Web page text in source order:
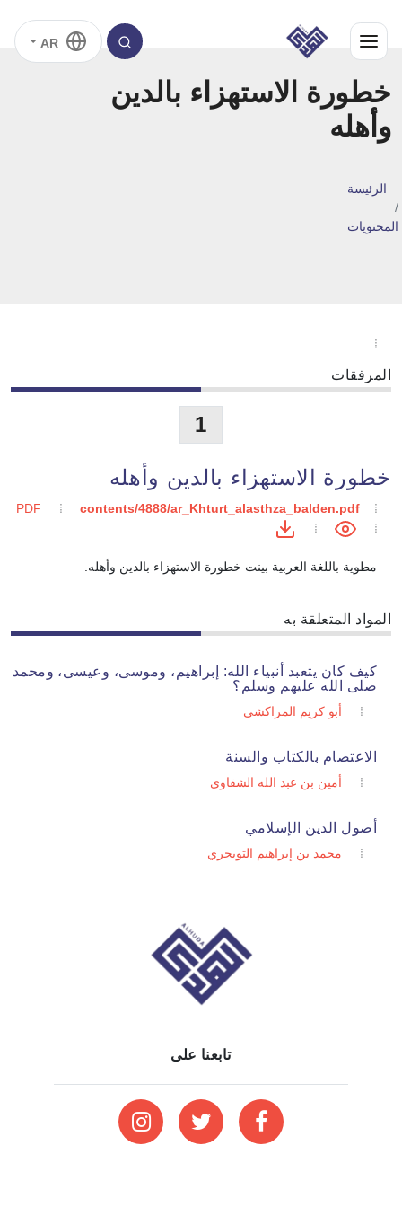
AR
خطورة الاستهزاء بالدين
وأهله
الرئيسة
المحتويات
المرفقات
1
خطورة الاستهزاء بالدين وأهله
contents/4888/ar_Khturt_alasthza_balden.pdf
PDF
مطوية باللغة العربية بينت خطورة الاستهزاء بالدين وأهله.
المواد المتعلقة به
كيف كان يتعبد أنبياء الله: إبراهيم، وموسى، وعيسى، ومحمد
صلى الله عليهم وسلم؟
أبو كريم المراكشي
الاعتصام بالكتاب والسنة
أمين بن عبد الله الشقاوي
أصول الدين الإسلامي
محمد بن إبراهيم التويجري
تابعنا على